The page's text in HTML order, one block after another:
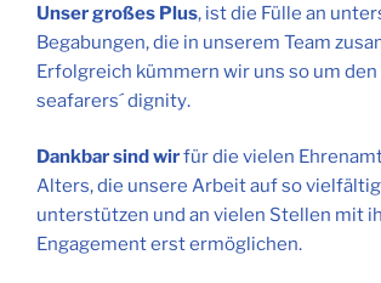
Unser großes Plus, ist die Fülle an
Begabungen, die in unserem Team
Erfolgreich kümmern wir uns so um den
seafarers´ dignity.
Dankbar sind wirfür die vielen
Alters, die unsere Arbeit auf so
unterstützen und an vielen Stellen mit
Engagement erst ermöglichen.